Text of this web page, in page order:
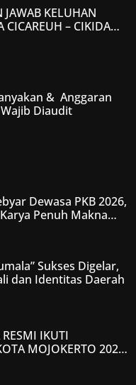
KELUHAN
– CIKIDANG
& Anggaran
Diaudit
Dewasa PKB 2026,
Penuh Makna
Sukses Digelar,
dan Identitas Daerah
IKUTI
MOJOKERTO 2026,